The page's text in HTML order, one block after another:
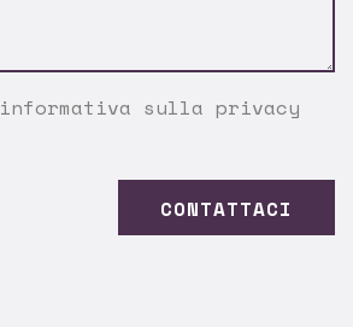
informativa sulla privacy